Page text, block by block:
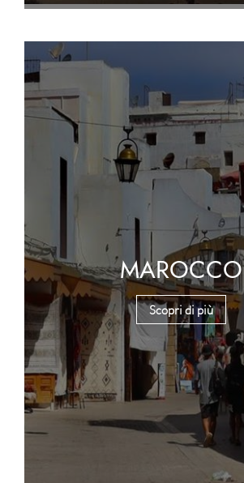
MAROCCO
Scopri di più